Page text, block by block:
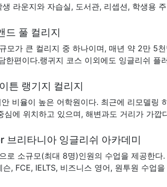
라운지와 자습실, 도서관, 리셉션, 학생용
풀 컬리지
모가 큰 컬리지 중 하나이며, 매년 약 2만 5
편이다.랭귀지 코스 이외에도 잉글리쉬 플
튼 랭기지 컬리지
비율이 높은 어학원이다. 최근에 리모델링
에 위치하고 있으며, 해변과도 거리가 가깝
리타니아 잉글리쉬 아카데미
로 소규모(최대 8명)인원의 수업을 제공한
, FCE, IELTS, 비즈니스 영어, 원투원 수업을